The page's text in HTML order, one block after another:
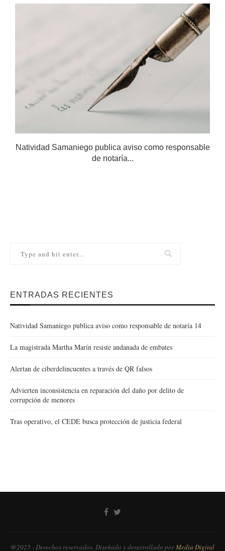
Natividad Samaniego publica aviso como responsable
de notaría...
ENTRADAS RECIENTES
Natividad Samaniego publica aviso como responsable de notaría 14
La magistrada Martha Marín resiste andanada de embates
Alertan de ciberdelincuentes a través de QR falsos
Advierten inconsistencia en reparación del daño por delito de
corrupción de menores
Tras operativo, el CEDE busca protección de justicia federal
@2025 - Derechos reservados. Diseñado y desarrollado porMedia Digital